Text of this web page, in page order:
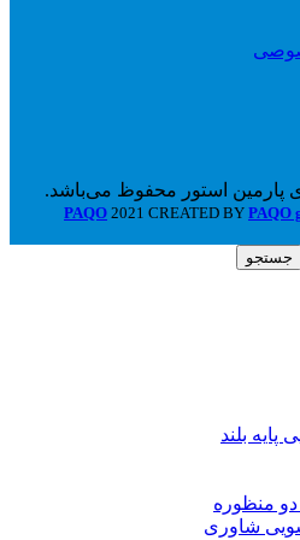
پارمین استور محفوظ می‌باشد.
PAQO 2021 CREATED BY PAQO
جستجو
بلند
منظوره
شاوری